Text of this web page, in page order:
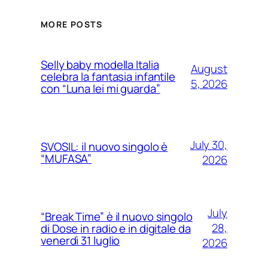
MORE POSTS
Selly baby modella Italia
celebra la fantasia infantile
con “Luna lei mi guarda”
August
5, 2026
SVOSIL: il nuovo singolo è
“MUFASA”
July 30,
2026
“Break Time” è il nuovo singolo
di Dose in radio e in digitale da
venerdì 31 luglio
July
28,
2026